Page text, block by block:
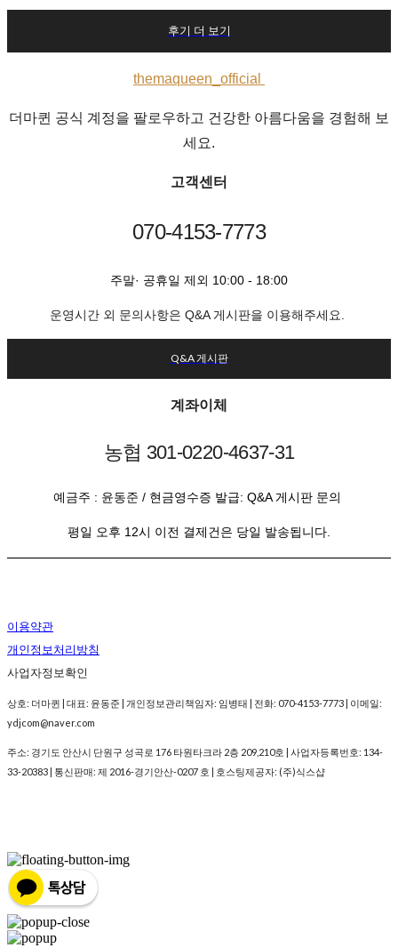
후기 더 보기
themaqueen_official
더마퀸 공식 계정을 팔로우하고 건강한 아름다움을 경험해 보
세요.
고객센터
070-4153-7773
주말· 공휴일 제외 10:00 - 18:00
운영시간 외 문의사항은 Q&A 게시판을 이용해주세요.
Q&A 게시판
계좌이체
농협 301-0220-4637-31
예금주 : 윤동준 / 현금영수증 발급: Q&A 게시판 문의
평일 오후 12시 이전 결제건은 당일 발송됩니다.
이용약관
개인정보처리방침
사업자정보확인
상호: 더마퀸 | 대표: 윤동준 | 개인정보관리책임자: 임병태 | 전화: 070-4153-7773 | 이메일:
ydjcom@naver.com
주소: 경기도 안산시 단원구 성곡로 176 타원타크라 2층 209,210호 | 사업자등록번호: 134-
33-20383 | 통신판매: 제 2016-경기안산-0207 호 | 호스팅제공자: (주)식스샵